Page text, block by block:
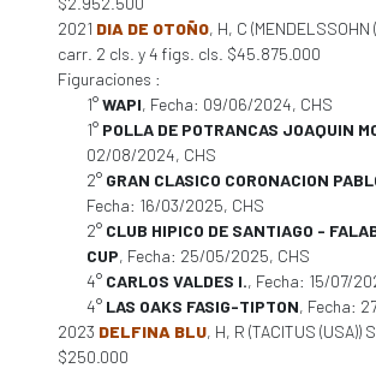
2021 DIA DE OTOÑO, H, C (MENDELSSOHN
carr. 2 cls. y 4 figs. cls. $45.875.000
Figuraciones :
1°WAPI, Fecha: 09/06/2024, CHS
1° POLLA DE POTRANCAS JOAQUIN
02/08/2024, CHS
2° GRAN CLASICO CORONACION
Fecha: 16/03/2025, CHS
2° CLUB HIPICO DE SANTIAGO -
CUP, Fecha: 25/05/2025, CHS
4° CARLOS VALDES I., Fecha: 15/07/
4° LAS OAKS FASIG-TIPTON, Fecha:
2023 DELFINA BLU, H, R (TACITUS (USA))
$250.000